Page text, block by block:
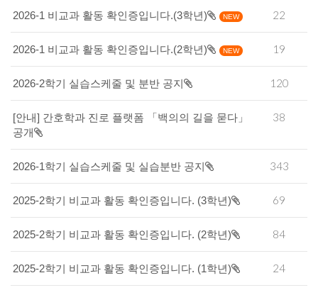
2026-1 비교과 활동 확인증입니다.(3학년) NEW 22
2026-1 비교과 활동 확인증입니다.(2학년) NEW 19
2026-2학기 실습스케줄 및 분반 공지 120
[안내] 간호학과 진로 플랫폼 「백의의 길을 묻다」
공개
38
2026-1학기 실습스케줄 및 실습분반 공지 343
2025-2학기 비교과 활동 확인증입니다. (3학년) 69
2025-2학기 비교과 활동 확인증입니다. (2학년) 84
2025-2학기 비교과 활동 확인증입니다. (1학년) 24